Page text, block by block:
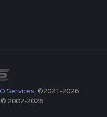
Services, ©2021-2026
© 2002-2026.